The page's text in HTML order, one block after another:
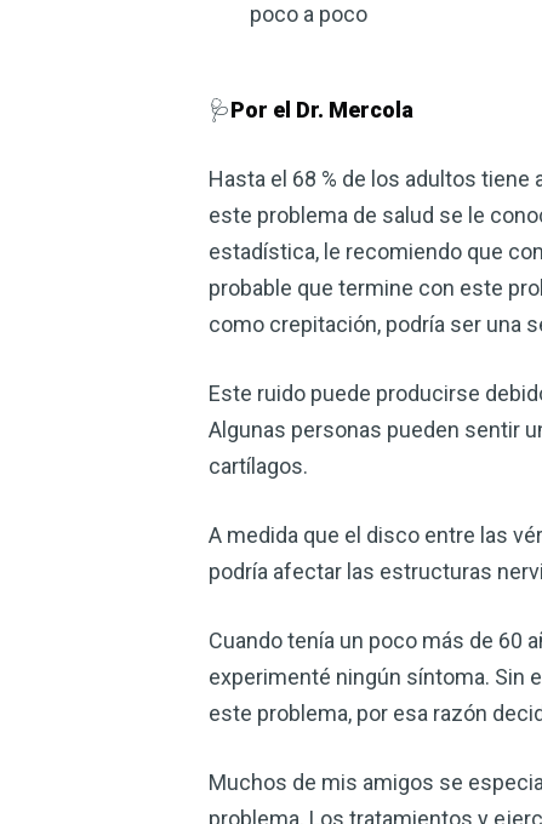
poco a poco
🩺Por el Dr. Mercola
Hasta el 68 % de los adultos
este problema de salud se le
estadística, le recomiendo que
probable que termine con este
como crepitación, podría ser una
Este ruido puede producirse
Algunas personas pueden sentir
cartílagos.
A medida que el disco entre las
podría afectar las estructuras
Cuando tenía un poco más de 60
experimenté ningún síntoma. Sin
este problema, por esa razón
Muchos de mis amigos se
problema. Los tratamientos y